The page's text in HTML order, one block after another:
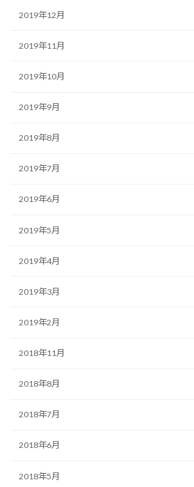
2019年12月
2019年11月
2019年10月
2019年9月
2019年8月
2019年7月
2019年6月
2019年5月
2019年4月
2019年3月
2019年2月
2018年11月
2018年8月
2018年7月
2018年6月
2018年5月